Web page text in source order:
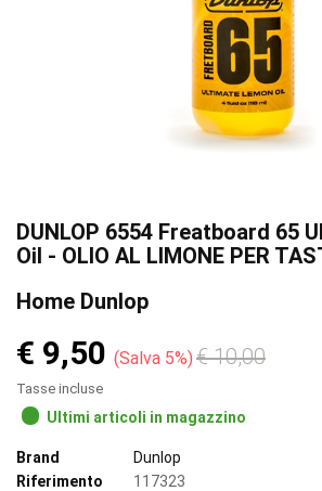
DUNLOP 6554 Freatboard 65
Oil - OLIO AL LIMONE PER
Home Dunlop
€ 9,50 Salva 5% € 10,00
Tasse incluse
Ultimi articoli in magazzino
Brand
Dunlop
Riferimento
117323